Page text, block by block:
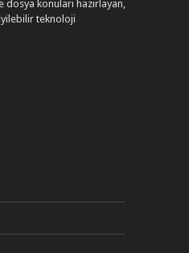
konuları hazırlayan,
teknoloji